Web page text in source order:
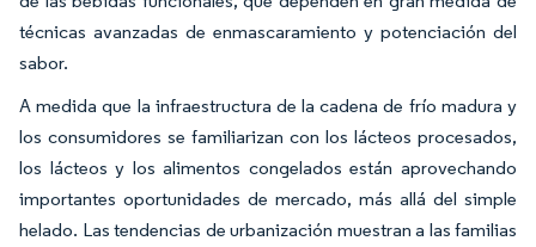
técnicas avanzadas de enmascaramiento y potenciación del
sabor.
A medida que la infraestructura de la cadena de frío madura y
los consumidores se familiarizan con los lácteos procesados,
los lácteos y los alimentos congelados están aprovechando
importantes oportunidades de mercado, más allá del simple
helado. Las tendencias de urbanización muestran a las familias